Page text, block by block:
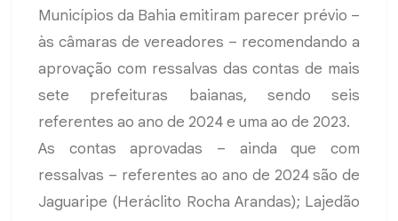
Municípios da Bahia emitiram parecer prévio –
às câmaras de vereadores – recomendando a
aprovação com ressalvas das contas de mais
sete prefeituras baianas, sendo seis
referentes ao ano de 2024 e uma ao de 2023.
As contas aprovadas – ainda que com
ressalvas – referentes ao ano de 2024 são de
Jaguaripe (Heráclito Rocha Arandas); Lajedão